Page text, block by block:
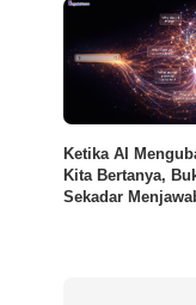
Ketika AI
Kita Bertanya,
Sekadar